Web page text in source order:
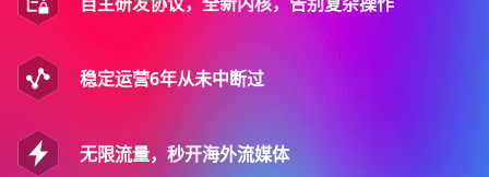
稳定运营6年从未中断过
无限流量，秒开海外流媒体